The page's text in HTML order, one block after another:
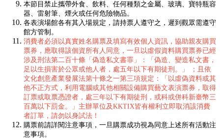
本節目禁止攜帶外食、飲料、任何種類之金屬、玻璃、寶特瓶容
器、雷射筆、煙火或任何危險物品。
各表演場館各有其入場規定，請持票人遵守之，遲到觀眾需遵守
館方管制。
消費者必須以真實姓名購票及填寫有效個人資訊，協助親友購買
票券，應取得該個資所有人同意，一旦以虛假資料購買票券已經
涉及刑法第二百十條「偽造私文書罪」：「偽造、變造私文書，
足以生損害於公眾或他人者，處五年以下有期徒刑。」 ；且依
文化創意產業發展法第十條之一第三項規定：「以虛偽資料或其
他不正方式，利用電腦或其他相關設備購買藝文表演票券，取得
訂票或取票憑證者，處三年以下有期徒刑，或科或併科新臺幣三
百萬以下罰金。」主辦單位及KKTIX皆有權利立即取消該消費
者訂單，請勿以身試法！
購票前請詳閱注意事項，一旦購票成功視為同意上述所有活動注
意事項。